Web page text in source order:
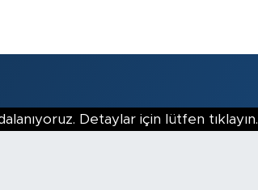
Detaylar için lütfen tıklayın.